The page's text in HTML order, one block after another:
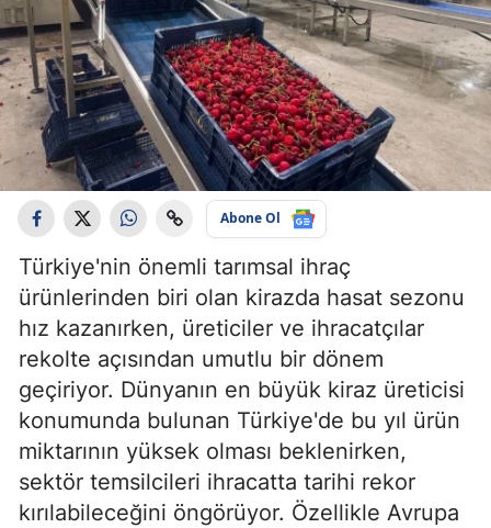
Abone Ol
Türkiye'nin önemli tarımsal ihraç
ürünlerinden biri olan kirazda hasat sezonu
hız kazanırken, üreticiler ve ihracatçılar
rekolte açısından umutlu bir dönem
geçiriyor. Dünyanın en büyük kiraz üreticisi
konumunda bulunan Türkiye'de bu yıl ürün
miktarının yüksek olması beklenirken,
sektör temsilcileri ihracatta tarihi rekor
kırılabileceğini öngörüyor. Özellikle Avrupa